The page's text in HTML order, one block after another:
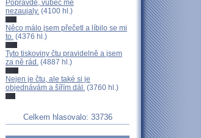
Popravdě, vůbec mě
nezaujaly. (4100 hl.)
Něco málo jsem přečetl a líbilo se mi
to. (4376 hl.)
Tyto tiskoviny čtu pravidelně a jsem
za ně rád. (4887 hl.)
Nejen je čtu, ale také si je
objednávám a šířím dál. (3760 hl.)
Celkem hlasovalo: 33736